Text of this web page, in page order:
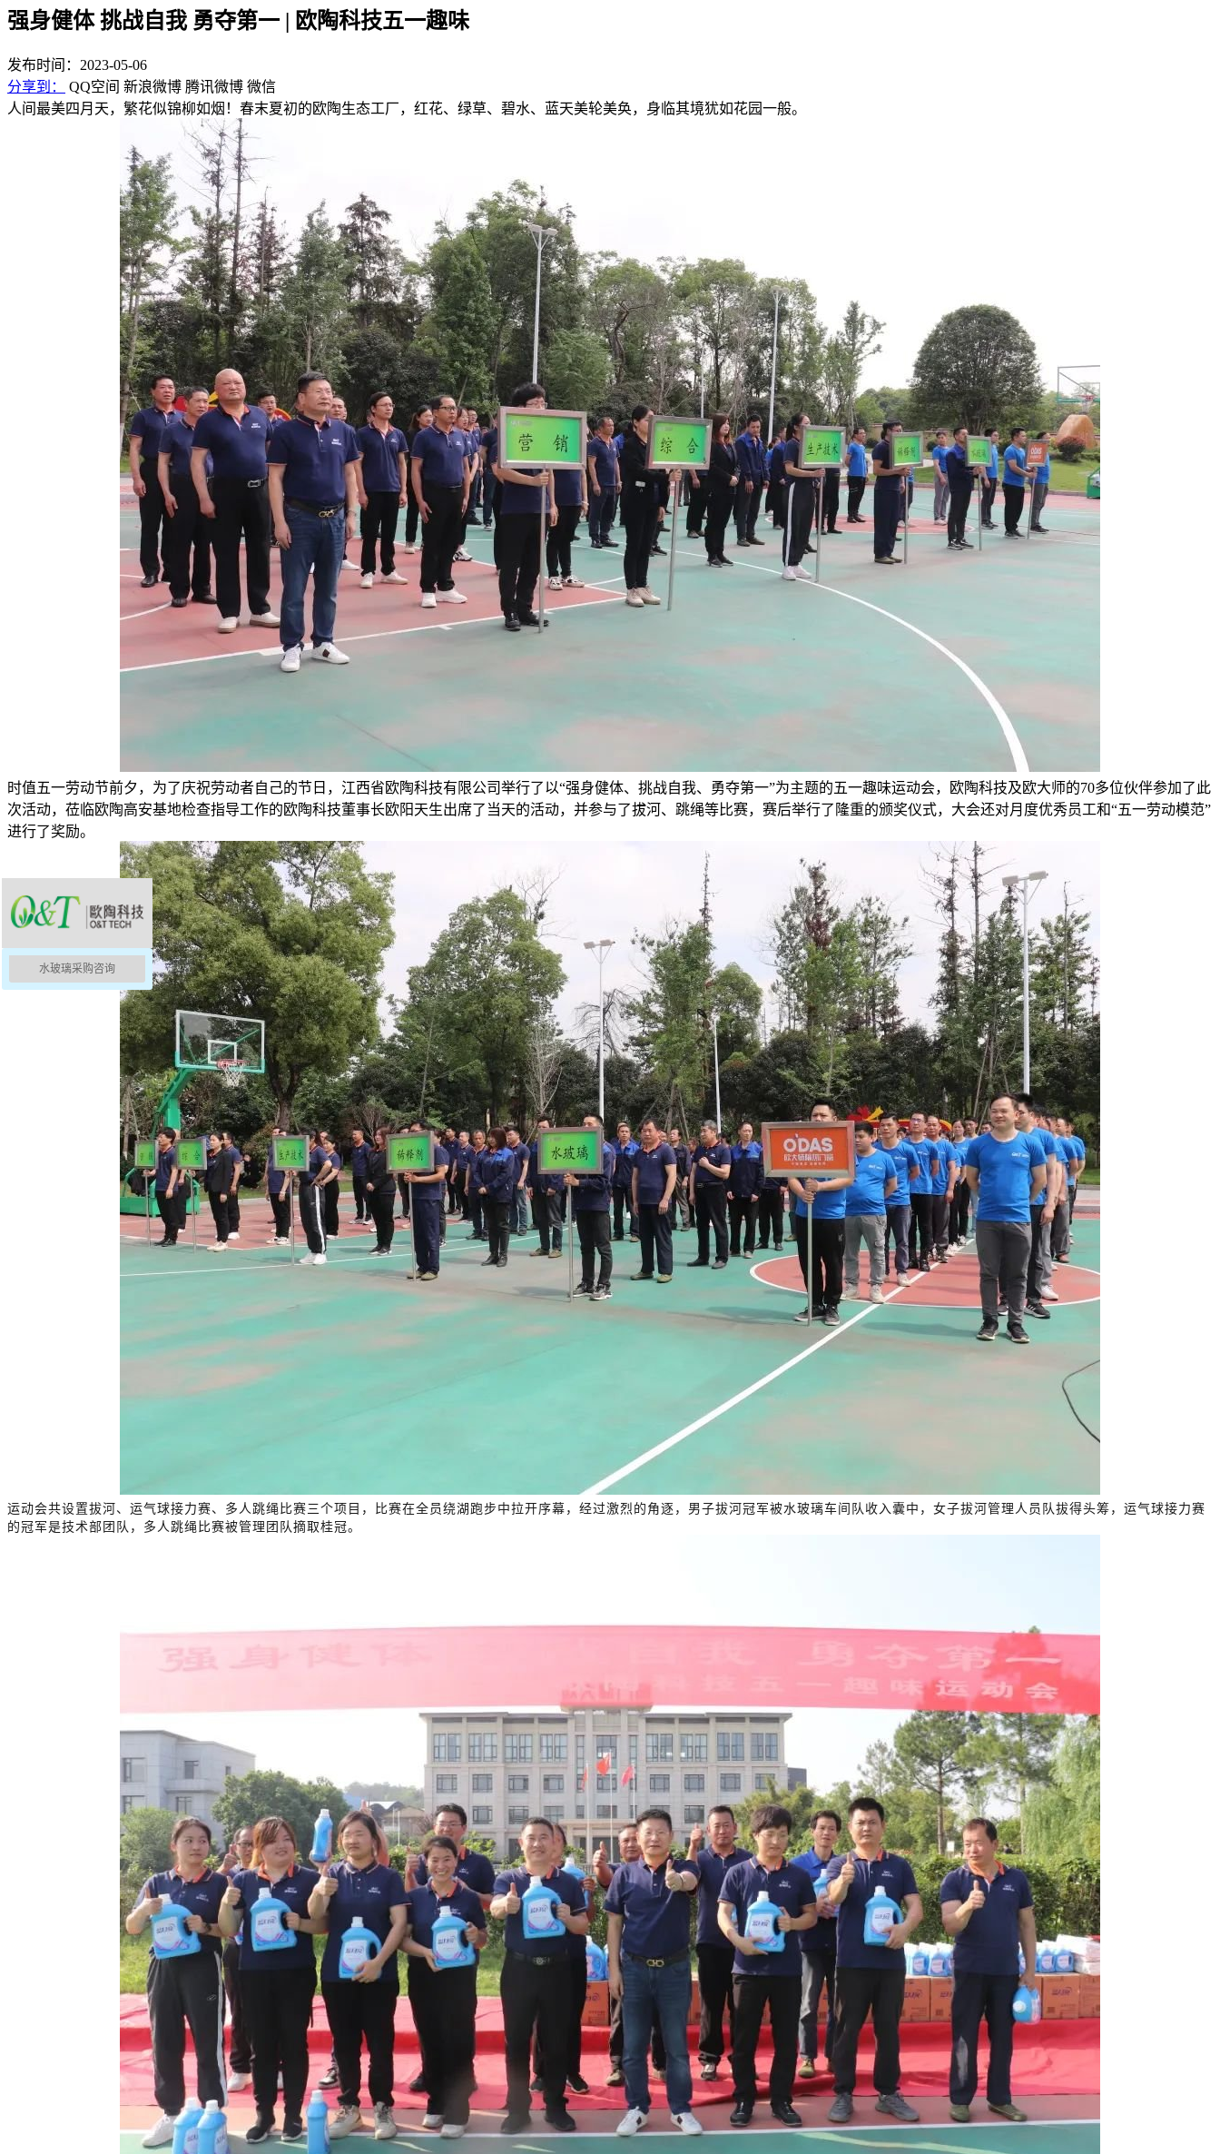
强身健体 挑战自我 勇夺第一 | 欧陶科技五一趣味
发布时间：2023-05-06
分享到：
QQ空间 新浪微博 腾讯微博 微信
人间最美四月天，繁花似锦柳如烟！春末夏初的欧陶生态工厂，红花、绿草、碧水、蓝天美轮美奂，身临其境犹如花园一般。
时值五一劳动节前夕，为了庆祝劳动者自己的节日，江西省欧陶科技有限公司举行了以“强身健体、挑战自我、勇夺第一”为主题的五一趣味运动会，欧陶科技及欧大师的70多位伙伴参加了此
次活动，莅临欧陶高安基地检查指导工作的欧陶科技董事长欧阳天生出席了当天的活动，并参与了拔河、跳绳等比赛，赛后举行了隆重的颁奖仪式，大会还对月度优秀员工和“五一劳动模范”
进行了奖励。
运动会共设置拔河、运气球接力赛、多人跳绳比赛三个项目，比赛在全员绕湖跑步中拉开序幕，经过激烈的角逐，男子拔河冠军被水玻璃车间队收入囊中，女子拔河管理人员队拔得头筹，运气球接力赛
的冠军是技术部团队，多人跳绳比赛被管理团队摘取桂冠。
水玻璃采购咨询